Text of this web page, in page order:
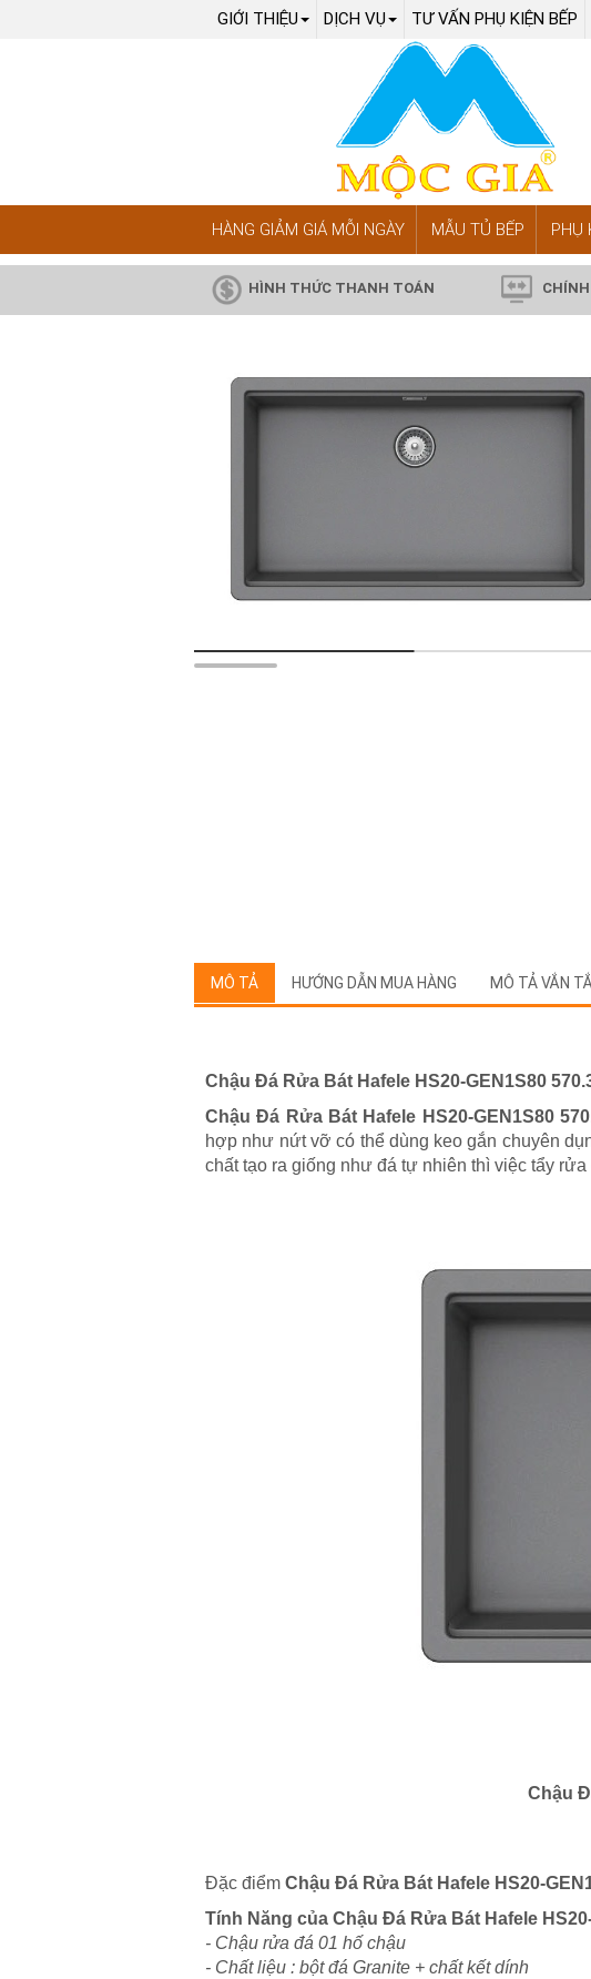
GIỚI THIỆU DỊCH VỤ TƯ VẤN PHỤ KIỆN BẾP
HÀNG GIẢM GIÁ MỖI NGÀY MẪU TỦ BẾP PHỤ
HÌNH THỨC THANH TOÁN
MÔ TẢ HƯỚNG DẪN MUA HÀNG MÔ TẢ VẮN
Chậu Đá Rửa Bát Hafele HS20-GEN1S80
Chậu Đá Rửa Bát Hafele HS20-GEN1S80
hợp như nứt vỡ có thể dùng keo gắn chuyên
chất tạo ra giống như đá tự nhiên thì việc tẩy
Chậu
Đặc điểm Chậu Đá Rửa Bát Hafele HS20-
Tính Năng của Chậu Đá Rửa Bát Hafele
- Chậu rửa đá 01 hố chậu
- Chất liệu : bột đá Granite + chất kết dính